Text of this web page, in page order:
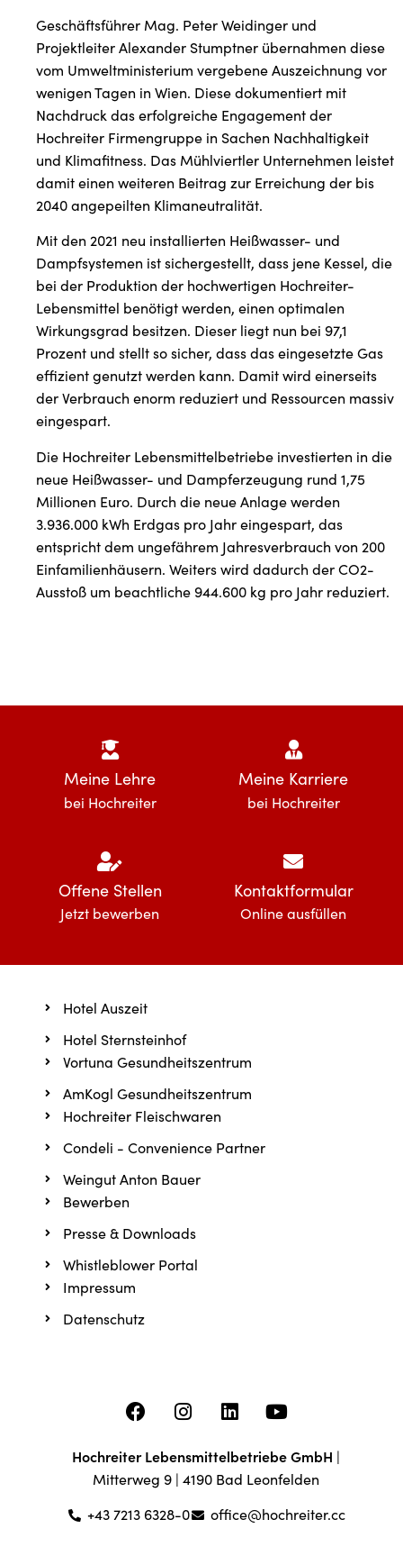
Geschäftsführer Mag. Peter Weidinger und
Projektleiter Alexander Stumptner übernahmen diese
vom Umweltministerium vergebene Auszeichnung vor
wenigen Tagen in Wien. Diese dokumentiert mit
Nachdruck das erfolgreiche Engagement der
Hochreiter Firmengruppe in Sachen Nachhaltigkeit
und Klimafitness. Das Mühlviertler Unternehmen leistet
damit einen weiteren Beitrag zur Erreichung der bis
2040 angepeilten Klimaneutralität.
Mit den 2021 neu installierten Heißwasser- und
Dampfsystemen ist sichergestellt, dass jene Kessel, die
bei der Produktion der hochwertigen Hochreiter-
Lebensmittel benötigt werden, einen optimalen
Wirkungsgrad besitzen. Dieser liegt nun bei 97,1
Prozent und stellt so sicher, dass das eingesetzte Gas
effizient genutzt werden kann. Damit wird einerseits
der Verbrauch enorm reduziert und Ressourcen massiv
eingespart.
Die Hochreiter Lebensmittelbetriebe investierten in die
neue Heißwasser- und Dampferzeugung rund 1,75
Millionen Euro. Durch die neue Anlage werden
3.936.000 kWh Erdgas pro Jahr eingespart, das
entspricht dem ungefährem Jahresverbrauch von 200
Einfamilienhäusern. Weiters wird dadurch der CO2-
Ausstoß um beachtliche 944.600 kg pro Jahr reduziert.
Meine Lehre
bei Hochreiter
Meine Karriere
bei Hochreiter
Offene Stellen
Jetzt bewerben
Kontaktformular
Online ausfüllen
Impressum
Datenschutz
Bewerben
Presse & Downloads
Whistleblower Portal
Hochreiter Fleischwaren
Condeli - Convenience Partner
Weingut Anton Bauer
Vortuna Gesundheitszentrum
AmKogl Gesundheitszentrum
Hotel Auszeit
Hotel Sternsteinhof
Hochreiter Lebensmittelbetriebe GmbH |
Mitterweg 9 | 4190 Bad Leonfelden
+43 7213 6328-0
office@hochreiter.cc